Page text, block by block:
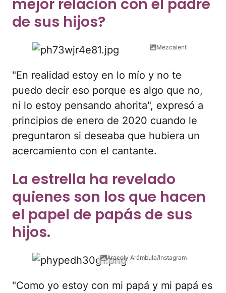
mejor relación con el padre
de sus hijos?
Mezcalent
"En realidad estoy en lo mío y no te
puedo decir eso porque es algo que no,
ni lo estoy pensando ahorita", expresó a
principios de enero de 2020 cuando le
preguntaron si deseaba que hubiera un
acercamiento con el cantante.
La estrella ha revelado
quienes son los que hacen
el papel de papás de sus
hijos.
Aracely Arámbula/Instagram
"Como yo estoy con mi papá y mi papá es